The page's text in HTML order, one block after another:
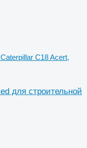
C18 Acert,
для строительной